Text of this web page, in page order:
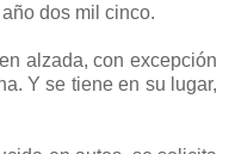
dos mil cinco.
alzada, con excepción
Y se tiene en su lugar,